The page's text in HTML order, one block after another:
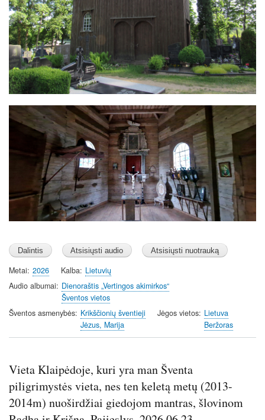
Image
Metai 2026 Kalba Lietuvių
Audio albumai
Dienoraštis „Vertingos akimirkos“
Šventos vietos
Šventos asmenybės Krikščionių šventieji
Jėzus, Marija
Jėgos vietos Lietuva
Beržoras
Vieta Klaipėdoje, kuri yra man Šventa
piligrimystės vieta, nes ten keletą metų (2013-
2014m) nuoširdžiai giedojom mantras, šlovinom